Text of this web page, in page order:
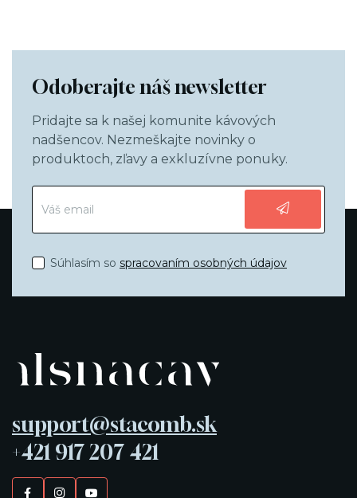
Odoberajte náš newsletter
Pridajte sa k našej komunite kávových
nadšencov. Nezmeškajte novinky o
produktoch, zľavy a exkluzívne ponuky.
Súhlasím so spracovaním osobných údajov
support@stacomb.sk
+421 917 207 421